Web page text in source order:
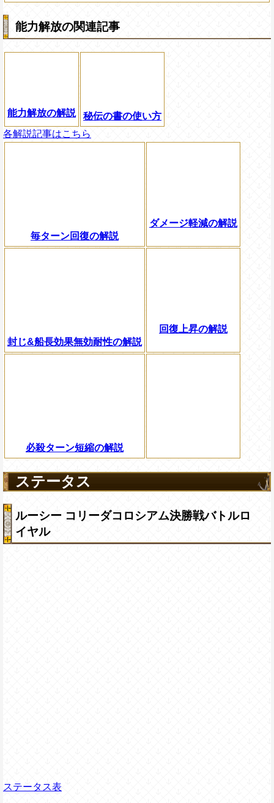
能力解放の関連記事
能力解放の解説
秘伝の書の使い方
各解説記事はこちら
毎ターン回復の解説
ダメージ軽減の解説
封じ&船長効果無効耐性の解説
回復上昇の解説
必殺ターン短縮の解説
ステータス
ルーシー コリーダコロシアム決勝戦バトルロ
イヤル
ステータス表